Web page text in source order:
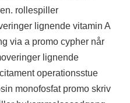
rollespiller
lignende vitamin A
via a promo cypher når
lignende
operationsstue
monofosfat promo skriv